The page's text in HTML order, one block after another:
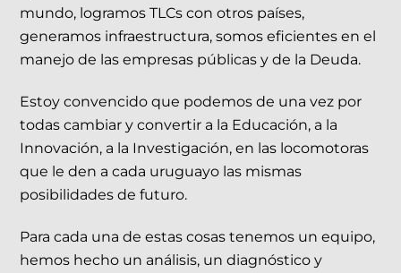
mundo, logramos TLCs con otros países,
generamos infraestructura, somos eficientes en el
manejo de las empresas públicas y de la Deuda.
Estoy convencido que podemos de una vez por
todas cambiar y convertir a la Educación, a la
Innovación, a la Investigación, en las locomotoras
que le den a cada uruguayo las mismas
posibilidades de futuro.
Para cada una de estas cosas tenemos un equipo,
hemos hecho un análisis, un diagnóstico y